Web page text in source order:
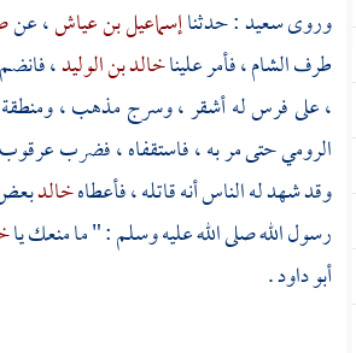
وروىسعيد: حدثناإسماعيل بن عياش، عن
طرفالشام، فأمر عليناخالد بن الوليد،
، على فرس له أشقر ، وسرج مذهب ،
الرومي حتى مر به ، فاستقفاه ، فضرب عرقوب
وقد شهد له الناس أنه قاتله ، فأعطاهخالد
رسول الله صلى الله عليه وسلم : " ما منعك يا
أبو داود.